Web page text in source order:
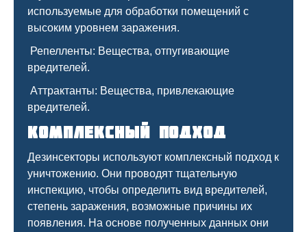
используемые для обработки помещений с
высоким уровнем заражения.
Репелленты: Вещества, отпугивающие
вредителей.
Аттрактанты: Вещества, привлекающие
вредителей.
Комплексный подход
Дезинсекторы используют комплексный подход к
уничтожению. Они проводят тщательную
инспекцию, чтобы определить вид вредителей,
степень заражения, возможные причины их
появления. На основе полученных данных они